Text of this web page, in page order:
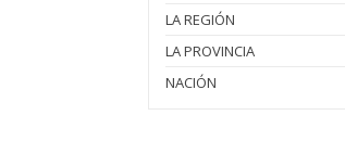
LA REGIÓN
LA PROVINCIA
NACIÓN